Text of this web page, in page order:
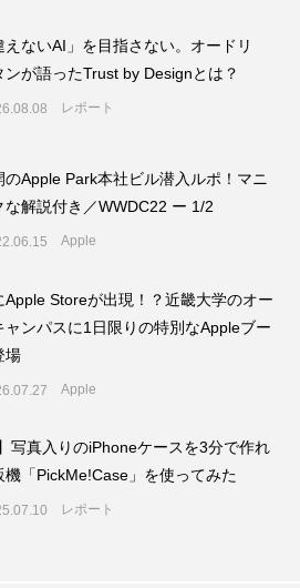
えないAI」を目指さない。オードリ
ンが語ったTrust by Designとは？
レポート
のApple Park本社ビル潜入ルポ！マニ
な解説付き／WWDC22 ー 1/2
Apple
Apple Storeが出現！？近畿大学のオー
ャンパスに1日限りの特別なAppleブー
場
Apple
】写真入りのiPhoneケースを3分で作れ
機「PickMe!Case」を使ってみた
レポート